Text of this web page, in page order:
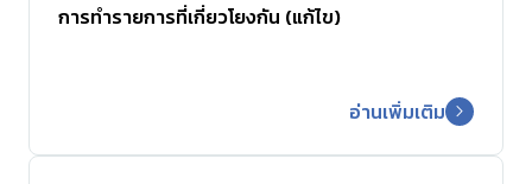
การทำรายการที่เกี่ยวโยงกัน (แก้ไข)
อ่านเพิ่มเติม